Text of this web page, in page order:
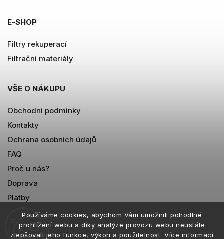
Používáme cookies, abychom Vám umožnili pohodlné
prohlížení webu a díky analýze provozu webu neustále
zlepšovali jeho funkce, výkon a použitelnost. Více informací
E-SHOP
Filtry rekuperací
Filtrační materiály
VŠE O NÁKUPU
Obchodní podmínky
Kontakty
Ochrana osobních údajů
FAQ
Proč u nás?
Doprava
Platby